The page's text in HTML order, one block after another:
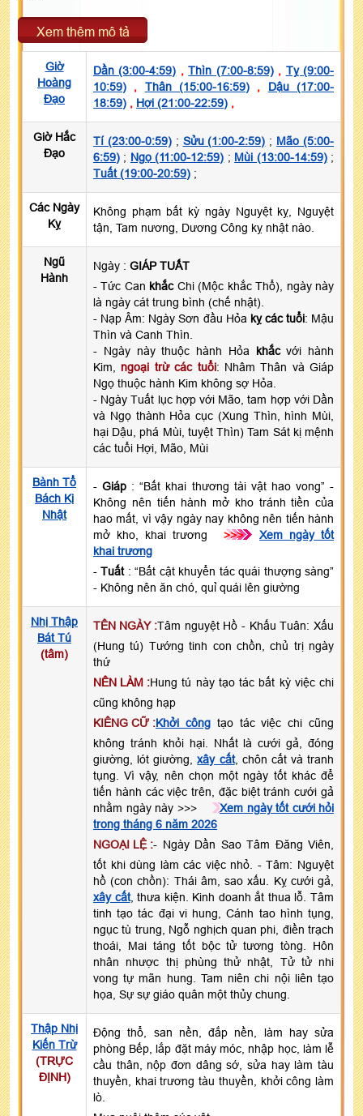
Xem thêm mô tả
Giờ
Hoàng
Đạo
Dần (3:00-4:59) ,Thìn (7:00-8:59), Tỵ (9:00-
10:59) , Thân (15:00-16:59) , Dậu (17:00-
18:59) , Hợi (21:00-22:59) ,
Giờ Hắc
Đạo
Tí (23:00-0:59); Sửu (1:00-2:59) ; Mão (5:00-
6:59) ; Ngọ (11:00-12:59) ; Mùi (13:00-14:59);
Tuất (19:00-20:59) ;
Các Ngày
Kỵ
Không phạm bất kỳ ngày Nguyệt kỵ, Nguyệt
tận, Tam nương, Dương Công kỵ nhật nào.
Ngũ
Hành
Ngày : GIÁP TUẤT
- Tức Can khắcChi (Mộc khắc Thổ), ngày này
là ngày cát trung bình (chế nhật).
- Nạp Âm: Ngày Sơn đầu Hỏa kỵ các tuổi: Mậu
Thìn và Canh Thìn.
- Ngày này thuộc hành Hỏa khắcvới hành
Kim, ngoại trừ các tuổi: Nhâm Thân và Giáp
Ngọ thuộc hành Kim không sợ Hỏa.
- Ngày Tuất lục hợp với Mão, tam hợp với Dần
và Ngọ thành Hỏa cục (Xung Thìn, hình Mùi,
hại Dậu, phá Mùi, tuyệt Thìn) Tam Sát kị mệnh
các tuổi Hợi, Mão, Mùi
Bành Tổ
Bách Kị
Nhật
-Giáp : “Bất khai thương tài vật hao vong” -
Không nên tiến hành mở kho tránh tiền của
hao mất, vì vậy ngày nay không nên tiến hành
mở kho, khai trương
>>>
Xem ngày tốt
khai trương
-Tuất: “Bất cật khuyển tác quái thượng sàng”
- Không nên ăn chó, quỉ quái lên giường
Nhị Thập
Bát Tú
(tâm)
TÊN NGÀY :Tâm nguyệt Hồ - Khấu Tuân: Xấu
(Hung tú) Tướng tinh con chồn, chủ trị ngày
thứ
NÊN LÀM :Hung tú này tạo tác bất kỳ việc chi
cũng không hạp
KIÊNG CỮ :Khởi côngtạo tác việc chi cũng
không tránh khỏi hại. Nhất là cưới gả, đóng
giường, lót giường,xây cất, chôn cất và tranh
tụng. Vì vậy, nên chọn một ngày tốt khác để
tiến hành các việc trên, đặc biệt tránh cưới gả
nhằm ngày này >>>
Xem ngày tốt cưới hỏi
trong tháng 6 năm 2026
NGOẠI LỆ :- Ngày Dần Sao Tâm Đăng Viên,
tốt khi dùng làm các việc nhỏ. - Tâm: Nguyệt
hồ (con chồn): Thái âm, sao xấu. Kỵ cưới gả,
xây cất, thưa kiện. Kinh doanh ắt thua lỗ. Tâm
tinh tạo tác đại vi hung, Cánh tao hình tụng,
ngục tù trung, Ngỗ nghịch quan phi, điền trạch
thoái, Mai táng tốt bộc tử tương tòng. Hôn
nhân nhược thị phùng thử nhật, Tử tử nhi
vong tự mãn hung. Tam niên chi nội liên tạo
họa, Sự sự giáo quân một thủy chung.
Thập Nhị
Kiến Trừ
(TRỰC
ĐỊNH)
Động thổ, san nền, đắp nền, làm hay sửa
phòng Bếp, lắp đặt máy móc, nhập học, làm lễ
cầu thân, nộp đơn dâng sớ, sửa hay làm tàu
thuyền, khai trương tàu thuyền, khởi công làm
lò.